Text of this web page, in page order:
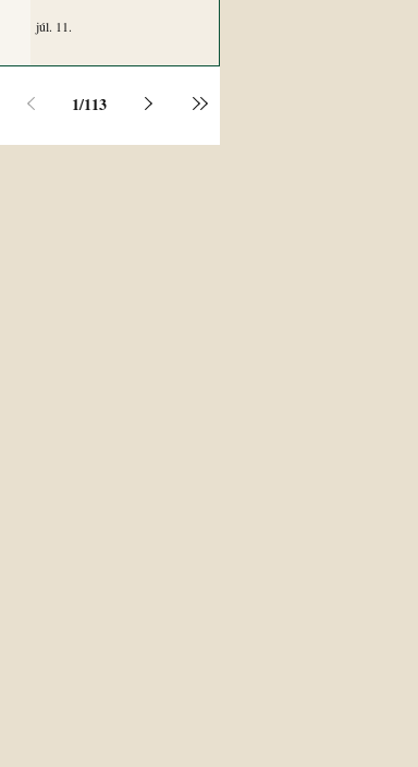
júl. 11.
1/113